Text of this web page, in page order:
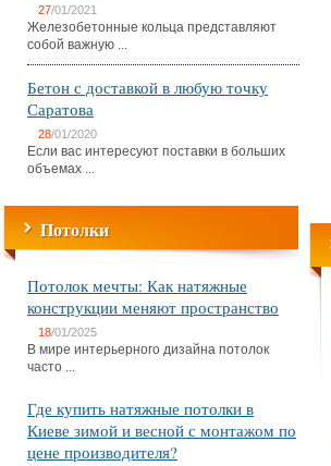
27/01/2021
Железобетонные кольца представляют
собой важную ...
Бетон с доставкой в любую точку
Саратова
28/01/2020
Если вас интересуют поставки в больших
объемах ...
Потолки
Потолок мечты: Как натяжные
конструкции меняют пространство
18/01/2025
В мире интерьерного дизайна потолок
часто ...
Где купить натяжные потолки в
Киеве зимой и весной с монтажом по
цене производителя?